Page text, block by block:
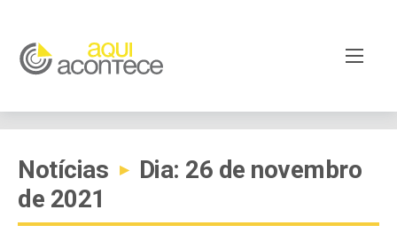
Notícias ▸
Dia: 26 de novembro
de 2021